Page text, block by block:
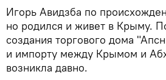
Игорь Авидзба по
но родился и живет в Крыму.
создания торгового дома
и импорту между Крымом и
возникла давно.